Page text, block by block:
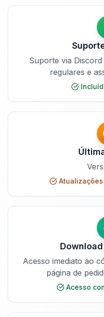
Suporte via
regulares e
Acesso imediato ao
página de
Acesso